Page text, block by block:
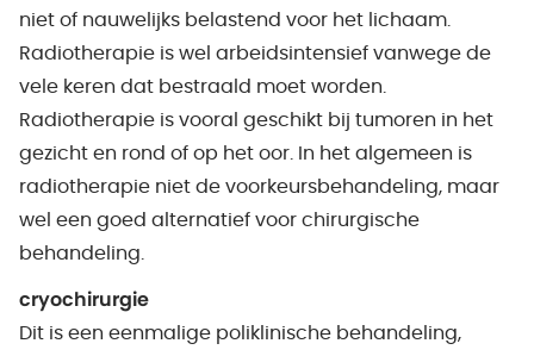
niet of nauwelijks belastend voor het lichaam.
Radiotherapie is wel arbeidsintensief vanwege de
vele keren dat bestraald moet worden.
Radiotherapie is vooral geschikt bij tumoren in het
gezicht en rond of op het oor. In het algemeen is
radiotherapie niet de voorkeursbehandeling, maar
wel een goed alternatief voor chirurgische
behandeling.
cryochirurgie
Dit is een eenmalige poliklinische behandeling,